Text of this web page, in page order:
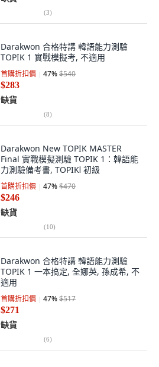
(3)
Darakwon 合格特講 韓語能力測驗
TOPIK 1 實戰模擬考, 不適用
首購折扣價 47%$540
$283
缺貨
(8)
Darakwon New TOPIK MASTER
Final 實戰模擬測驗 TOPIK 1：韓語能
力測驗備考書, TOPIKⅠ 初級
首購折扣價 47%$470
$246
缺貨
(10)
Darakwon 合格特講 韓語能力測驗
TOPIK 1 一本搞定, 全娜英, 孫成希, 不
適用
首購折扣價 47%$517
$271
缺貨
(6)